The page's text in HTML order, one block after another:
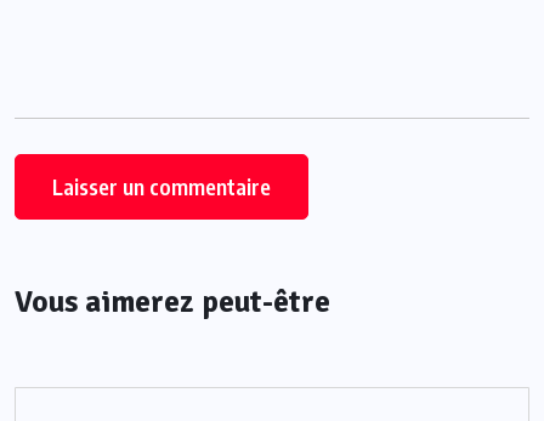
Vous aimerez peut-être